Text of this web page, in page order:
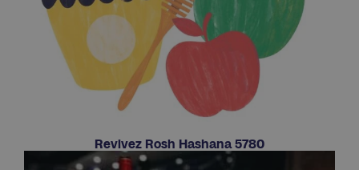
Revivez Rosh Hashana 5780